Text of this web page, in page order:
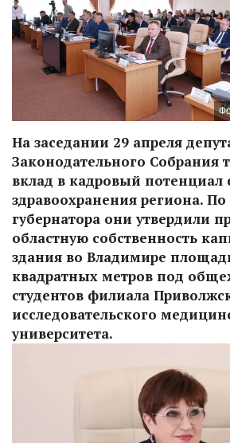
На заседании 29 апреля
Законодательного Собрания
вклад в кадровый потенциал
здравоохранения региона.
губернатора они утвердили
областную собственность
здания во Владимире
квадратных метров под
студентов филиала
исследовательского
университета.